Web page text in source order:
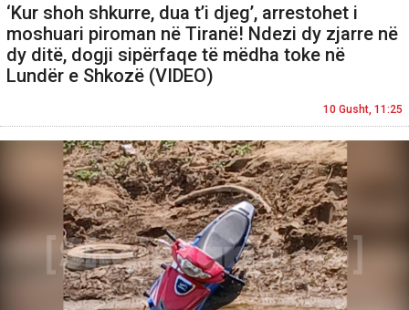
‘Kur shoh shkurre, dua t’i djeg’, arrestohet i
moshuari piroman në Tiranë! Ndezi dy zjarre në
dy ditë, dogji sipërfaqe të mëdha toke në
Lundër e Shkozë (VIDEO)
10 Gusht, 11:25